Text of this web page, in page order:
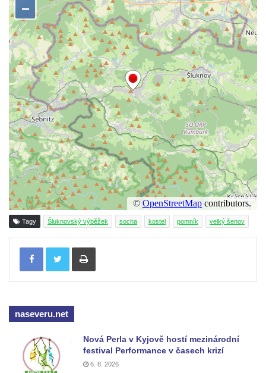
Hrob vojáka Rudé armády na hřbitově ve
Veltěži
Pamětní deska obětem 1. světové války u
vstupu na hřbitov ve Veltěži
Pomník obětem 1. světové války v
Konětopech
Kenotaf Antonína Husáka na hřbitově ve
Hřivicích
Kenotaf Františka Passaura na hřbitově ve
Hřivicích
Kenotaf Antonína Fausta na hřbitově ve
Hřivicích
Kenotaf Josefa Borovského na hřbitově ve
Hrob Ludvíka Kryla na hřbitově ve Hřivicích
Kenotaf Václava a Jaroslava Kádnerových
na hřbitově ve Hřivicích
Hrob Bohumila Nejedlého na hřbitově ve
Hřivicích
Pomník hrdinům na hřbitově ve Hřivicích
Tagy Šluknovský výběžek socha kostel pomník velký šenov
Tisknout
naseveru.net
Nová Perla v Kyjově hostí mezinárodní
festival Performance v časech krizí
6. 8. 2026